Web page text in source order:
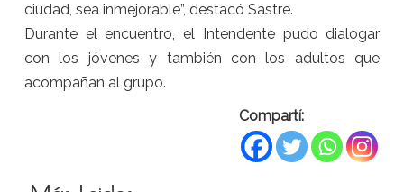
ciudad, sea inmejorable”, destacó Sastre.
Durante el encuentro, el Intendente pudo dialogar
con los jóvenes y también con los adultos que
acompañan al grupo.
Compartí: